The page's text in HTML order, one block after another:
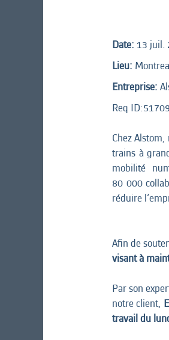
Date: 13 juil.
Lieu:
Entreprise:
Req ID:
Chez
trains à
mobilité
80 000
réduire
Afin de
visant à
Par son
notre client,
travail du